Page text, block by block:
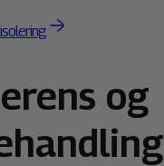
og